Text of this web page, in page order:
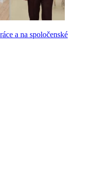
a na spoločenské